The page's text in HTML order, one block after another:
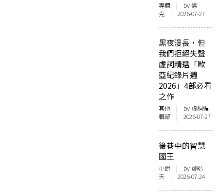
專欄 | by邁
克 | 2026-07-27
黑夜漫長，但
我們拒絕失聲
虛詞精選「歐
亞紀錄片週
2026」4部必看
之作
其他 | by 虛詞編
輯部 | 2026-07-27
後巷中的智慧
國王
小說 | by 鄧皓
天 | 2026-07-24